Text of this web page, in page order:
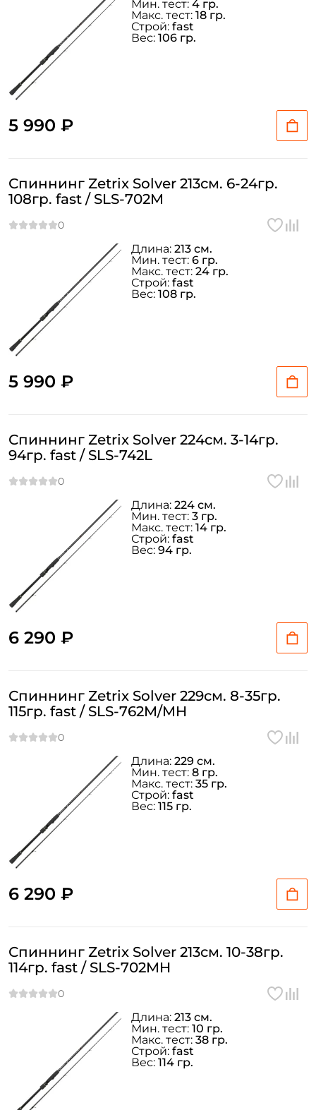
5 990 ₽
Мин. тест: 4 гр.
Макс. тест: 18 гр.
Строй: fast
Вес: 106 гр.
Спиннинг Zetrix Solver 213см. 6-24гр.
108гр. fast / SLS-702M
5 990 ₽
Длина: 213 см.
Мин. тест: 6 гр.
Макс. тест: 24 гр.
Строй: fast
Вес: 108 гр.
Спиннинг Zetrix Solver 224см. 3-14гр.
94гр. fast / SLS-742L
6 290 ₽
Длина: 224 см.
Мин. тест: 3 гр.
Макс. тест: 14 гр.
Строй: fast
Вес: 94 гр.
Спиннинг Zetrix Solver 229см. 8-35гр.
115гр. fast / SLS-762M/MH
6 290 ₽
Длина: 229 см.
Мин. тест: 8 гр.
Макс. тест: 35 гр.
Строй: fast
Вес: 115 гр.
Спиннинг Zetrix Solver 213см. 10-38гр.
114гр. fast / SLS-702MH
Длина: 213 см.
Мин. тест: 10 гр.
Макс. тест: 38 гр.
Строй: fast
Вес: 114 гр.